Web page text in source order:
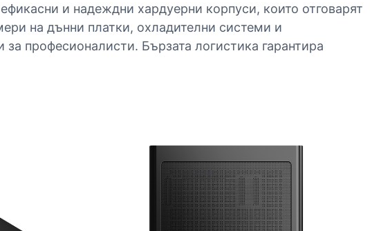
и надеждни хардуерни корпуси, които отговарят
на дънни платки, охладителни системи и
професионалисти. Бързата логистика гарантира